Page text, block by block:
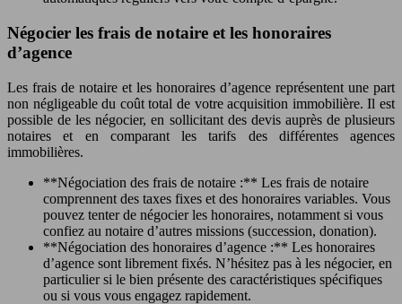
Négocier les frais de notaire et les honoraires
d’agence
Les frais de notaire et les honoraires d’agence représentent une part
non négligeable du coût total de votre acquisition immobilière. Il est
possible de les négocier, en sollicitant des devis auprès de plusieurs
notaires et en comparant les tarifs des différentes agences
immobilières.
**Négociation des frais de notaire :** Les frais de notaire
comprennent des taxes fixes et des honoraires variables. Vous
pouvez tenter de négocier les honoraires, notamment si vous
confiez au notaire d’autres missions (succession, donation).
**Négociation des honoraires d’agence :** Les honoraires
d’agence sont librement fixés. N’hésitez pas à les négocier, en
particulier si le bien présente des caractéristiques spécifiques
ou si vous vous engagez rapidement.